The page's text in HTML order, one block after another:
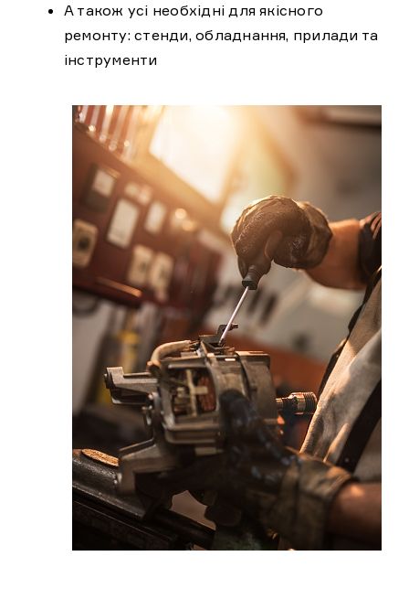
А також усі необхідні для якісного
ремонту: стенди, обладнання, прилади та
інструменти